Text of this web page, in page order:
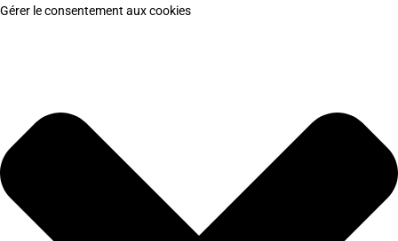
Gérer le consentement aux cookies